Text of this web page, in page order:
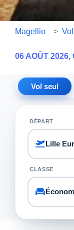
Magellio >
06 AOÛT
Vol seul
DÉPART
CLASSE